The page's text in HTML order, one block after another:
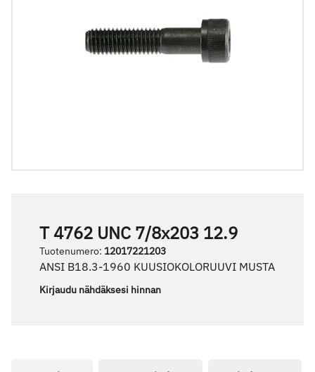
T 4762 UNC 7/8x203 12.9
Tuotenumero: 12017221203
ANSI B18.3-1960 KUUSIOKOLORUUVI MUSTA
Kirjaudu nähdäksesi hinnan